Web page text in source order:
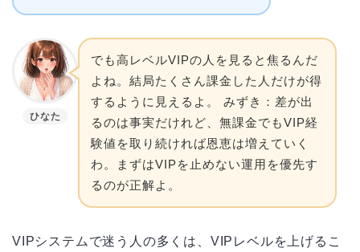
ひなた
でも高レベルVIPの人を見ると焦るんだ
よね。結局たくさん課金した人だけが得
するように見えるよ。 みずき：差が出
るのは事実だけれど、無課金でもVIP経
験値を取り続ければ恩恵は増えていく
わ。まずはVIPを止めない運用を優先す
るのが正解よ。
VIPシステムで迷う人の多くは、VIPレベルを上げるこ